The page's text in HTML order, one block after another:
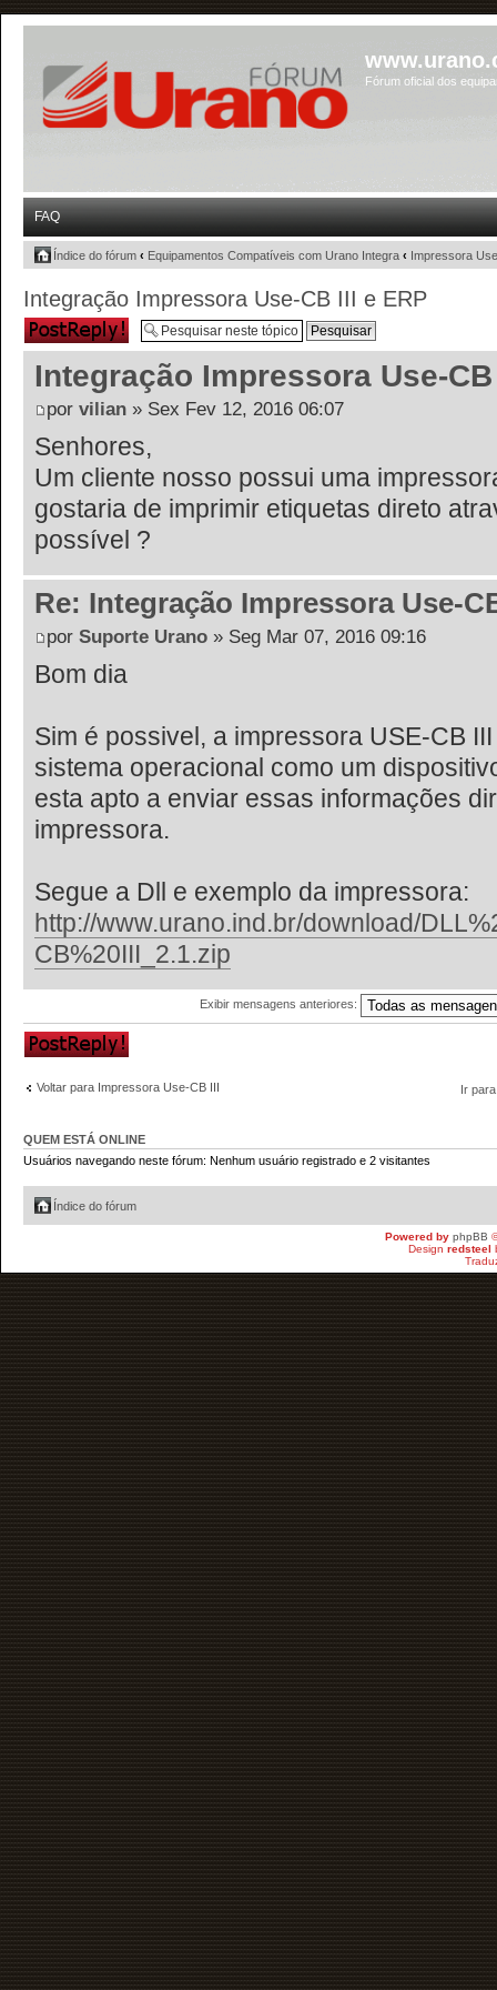
Fórum oficial dos
FAQ
Índice do fórum ‹ Equipamentos Compatíveis com Urano Integra ‹ Impressora
Integração Impressora Use-CB III e ERP
Responder
Integração Impressora Use-
por vilian » Sex Fev 12, 2016 06:07
Senhores,
Um cliente nosso possui uma
gostaria de imprimir etiquetas direto
possível ?
Re: Integração Impressora Use-
por Suporte Urano » Seg Mar 07, 2016 09:16
Bom dia
Sim é possivel, a impressora USE-CB
sistema operacional como um
esta apto a enviar essas informações
impressora.
Segue a Dll e exemplo da impressora:
http://www.urano.ind.br/download/
CB%20III_2.1.zip
Exibir mensagens anteriores:
Responder
Voltar para Impressora Use-CB III Ir
QUEM ESTÁ ONLINE
Usuários navegando neste fórum: Nenhum usuário registrado e 2 visitantes
Índice do fórum
Powered by phpBB
Design redsteel